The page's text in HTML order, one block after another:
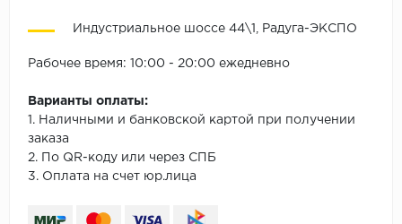
Индустриальное шоссе 44\1, Радуга-ЭКСПО
Рабочее время: 10:00 - 20:00 ежедневно
Варианты оплаты:
1. Наличными и банковской картой при получении
заказа
2. По QR-коду или через СПБ
3. Оплата на счет юр.лица